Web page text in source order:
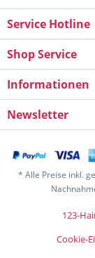
Service Hotline
Shop Service
Informationen
Newsletter
* Alle Preise inkl.
123-
Cookie-